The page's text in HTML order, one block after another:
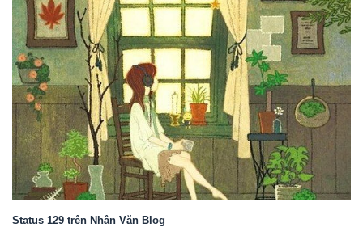
Status 129 trên Nhân Văn Blog